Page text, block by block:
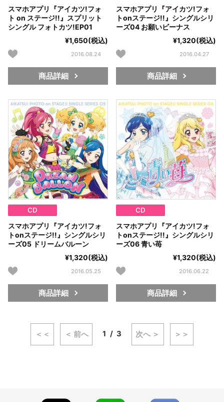
スマホアプリ『アイカツ!フォ
ト on ステージ!!』スプリット
シングル フォトカツ!EP01
¥1,650(税込)
2016.08.24
商品詳細
スマホアプリ『アイカツ!フォ
トonステージ!!』シングルシリ
ーズ04 お願いビーナス
¥1,320(税込)
2016.04.27
商品詳細
CD
スマホアプリ『アイカツ!フォ
トonステージ!!』シングルシリ
ーズ05 ドリームバルーン
¥1,320(税込)
2016.05.25
商品詳細
CD
スマホアプリ『アイカツ!フォ
トonステージ!!』シングルシリ
ーズ06 青い苺
¥1,320(税込)
2016.06.22
商品詳細
＜＜ ＜ 前へ 1 3 次へ ＞ ＞＞